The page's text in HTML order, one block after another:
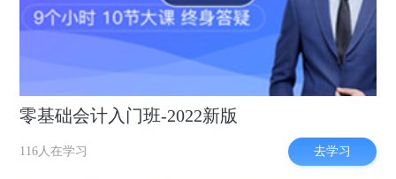
零基础会计入门班-2022新版
116人在学习 去学习